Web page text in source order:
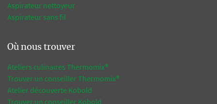
Aspirateur nettoyeur
Aspirateur sans fil
Où nous trouver
Ateliers culinaires Thermomix®
Trouver un conseiller Thermomix®
Atelier découverte Kobold
Trouver un conseiller Kobold